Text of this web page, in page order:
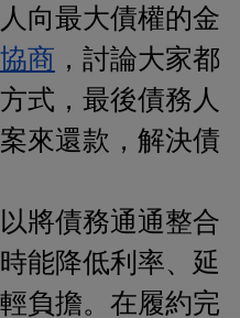
人向最大債權的金
商 ，討論大家都
式，最後債務人
來還款，解決債
將債務通通整合
能降低利率、延
負擔。 在履約完